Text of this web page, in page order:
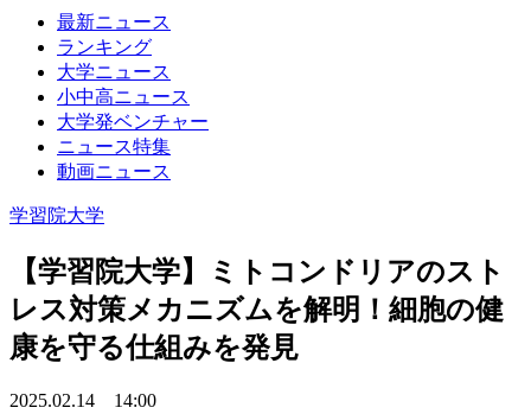
最新ニュース
ランキング
大学ニュース
小中高ニュース
大学発ベンチャー
ニュース特集
動画ニュース
学習院大学
【学習院大学】ミトコンドリアのスト
レス対策メカニズムを解明！細胞の健
康を守る仕組みを発見
2025.02.14 14:00